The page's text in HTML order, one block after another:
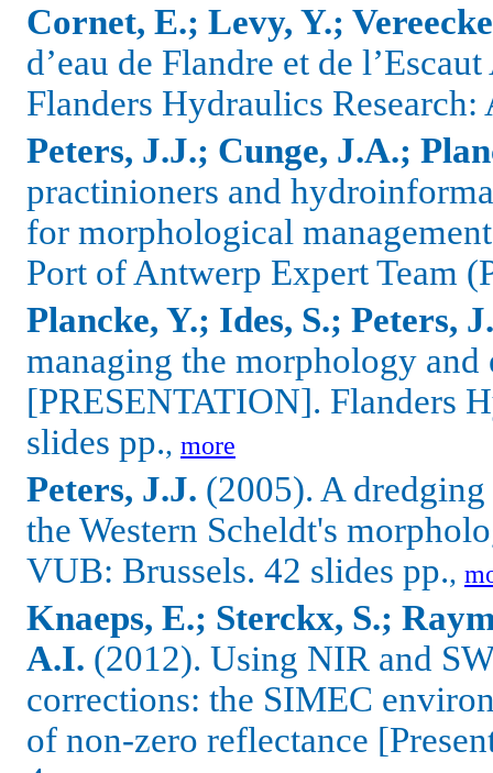
Cornet, E.; Levy, Y.;
d’eau de Flandre et de
Flanders Hydraulics
Peters, J.J.; Cunge, J.A.;
practinioners and
for morphological
Port of Antwerp Expert Team
Plancke, Y.; Ides, S.; Peters,
managing the morphology
[PRESENTATION]. Flanders
slides pp., more
Peters, J.J. (2005). A
the Western Scheldt's
VUB: Brussels. 42 slides pp.,
Knaeps, E.; Sterckx, S.;
A.I. (2012). Using NIR and
corrections: the SIMEC
of non-zero reflectance